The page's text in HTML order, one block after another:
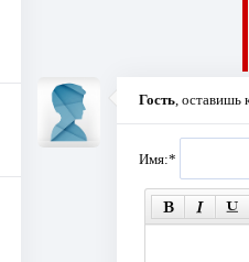
Гость, оставишь
Имя:*